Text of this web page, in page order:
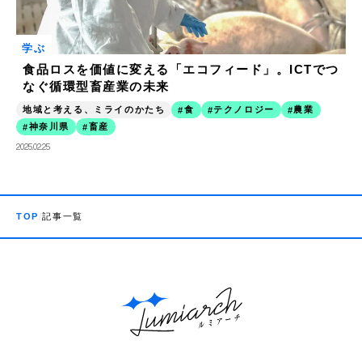
学ぶ
食品ロスを価値に変える「エコフィード」。ICTでつ
なぐ循環型畜産業の未来
地域と考える、ミライのかたち 食 テクノロジー
農業
神奈川県
畜産
2025.02.25
TOP 記事一覧